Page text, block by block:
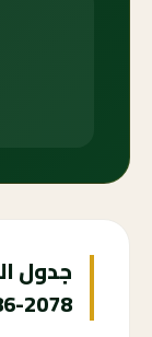
جدول
2078-2086